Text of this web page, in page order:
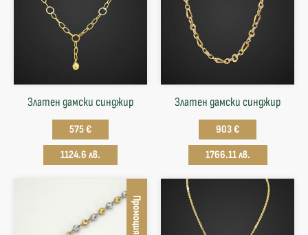
Златен дамски синджир
575 €
1124.6 лв.
Златен дамски синджир
903 €
1766.11 лв.
Промоция